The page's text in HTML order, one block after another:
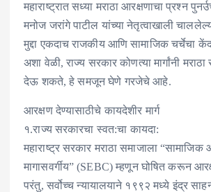
महाराष्ट्रात सध्या मराठा आरक्षणाचा प्रश्न
मनोज जरांगे पाटील यांच्या नेतृत्वाखाली
मुद्दा एकदाच राजकीय आणि सामाजिक चर्चेचा
अशा वेळी, राज्य सरकार कोणत्या मार्गांनी
देऊ शकते, हे समजून घेणे गरजेचे आहे.
आरक्षण देण्यासाठीचे कायदेशीर मार्ग
१.राज्य सरकारचा स्वत:चा कायदा:
महाराष्ट्र सरकार मराठा समाजाला “सामाजिक
मागासवर्गीय” (SEBC) म्हणून घोषित करून
परंतु, सर्वोच्च न्यायालयाने १९९२ मध्ये इंद्र